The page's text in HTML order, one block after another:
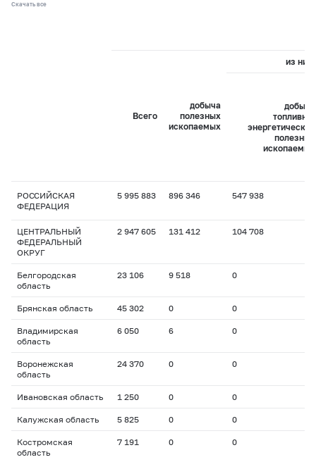
Скачать все
Всего
добыча
полезных
ископаемых
из них:
добыча
топливно-
энергетических
полезных
ископаемых
РОССИЙСКАЯ
ФЕДЕРАЦИЯ
5 995 883 896 346 547 938
ЦЕНТРАЛЬНЫЙ
ФЕДЕРАЛЬНЫЙ
ОКРУГ
2 947 605 131 412 104 708
Белгородская
область
23 106 9 518 0
Брянская область 45 302 0 0
Владимирская
область
6 050 6 0
Воронежская
область
24 370 0 0
Ивановская область 1 250 0 0
Калужская область 5 825 0 0
Костромская
область
7 191 0 0